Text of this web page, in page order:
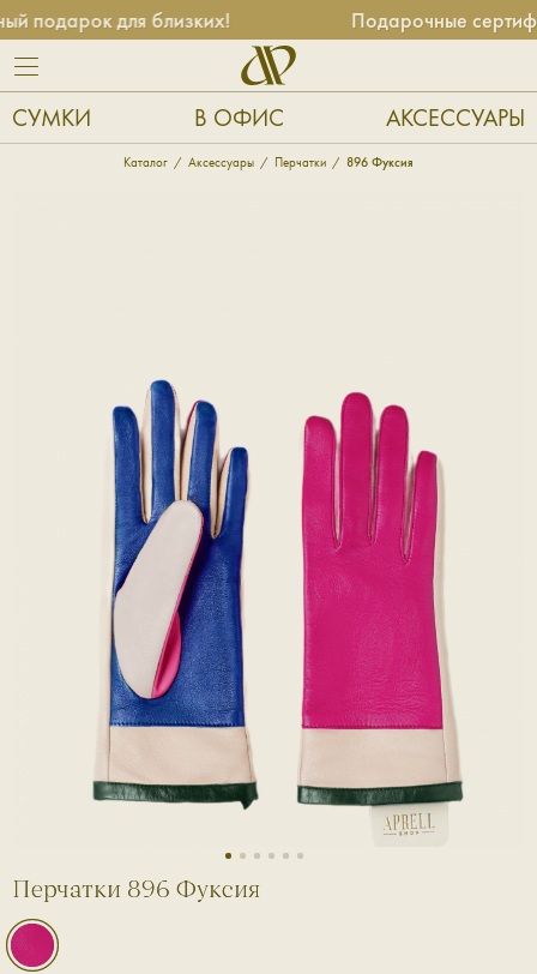
подарок для близких! Подарочные
СУМКИ В ОФИС АКСЕССУАРЫ
Каталог Аксессуары Перчатки 896 Фуксия
1 2 3 4 5 6
Перчатки 896 Фуксия